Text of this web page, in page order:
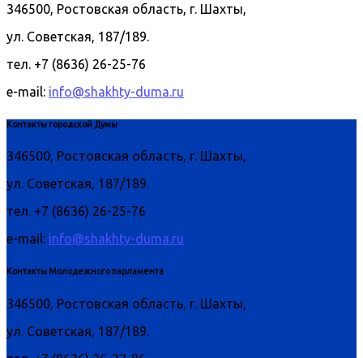
346500, Ростовская область, г. Шахты,
ул. Советская, 187/189.
тел. +7 (8636) 26-25-76
e-mail: info@shakhty-duma.ru
Контакты городской Думы
346500, Ростовская область, г. Шахты,
ул. Советская, 187/189.
тел. +7 (8636) 26-25-76
e-mail: info@shakhty-duma.ru
Контакты Молодежного парламента
346500, Ростовская область, г. Шахты,
ул. Советская, 187/189.